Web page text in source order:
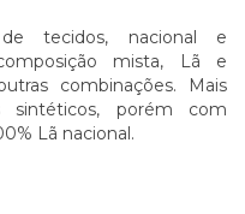
tecidos, nacional e
mista, Lã e
combinações. Mais
sintéticos, porém com
Lã nacional.